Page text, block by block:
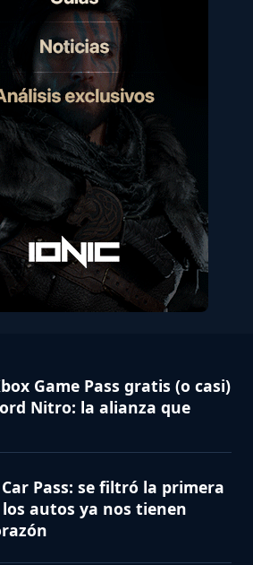
Game Pass gratis (o casi)
Nitro: la alianza que
Pass: se filtró la primera
autos ya nos tienen